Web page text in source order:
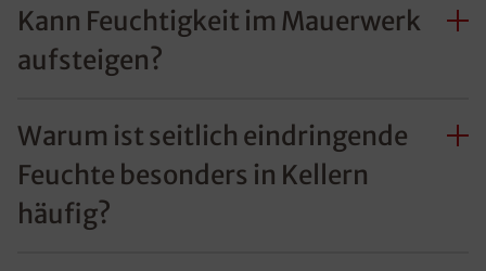
Kann Feuchtigkeit im Mauerwerk
aufsteigen?
Warum ist seitlich eindringende
Feuchte besonders in Kellern
häufig?